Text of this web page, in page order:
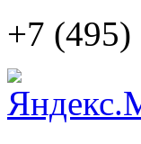
+7 (495)